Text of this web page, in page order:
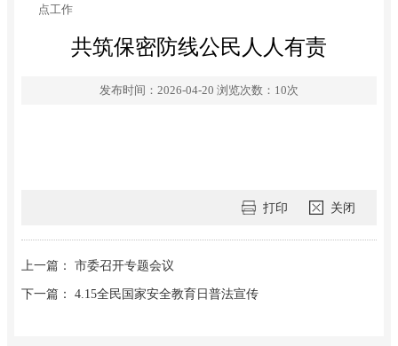
点工作
共筑保密防线公民人人有责
发布时间：2026-04-20 浏览次数： 10次
打印 关闭
上一篇： 市委召开专题会议
下一篇： 4.15全民国家安全教育日普法宣传